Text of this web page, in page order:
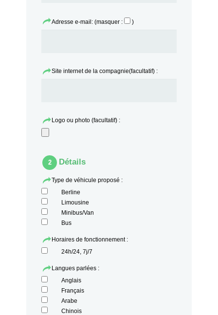
Adresse e-mail: (masquer : )
Site internet de la compagnie(facultatif) :
Logo ou photo (facultatif) :
2 Détails
Type de véhicule proposé :
Berline
Limousine
Minibus/Van
Bus
Horaires de fonctionnement :
24h/24, 7j/7
Langues parlées :
Anglais
Français
Arabe
Chinois